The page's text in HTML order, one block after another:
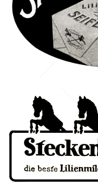
Feinseifen- und
Feinseifen- und